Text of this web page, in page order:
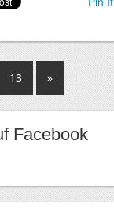
13 »
Facebook